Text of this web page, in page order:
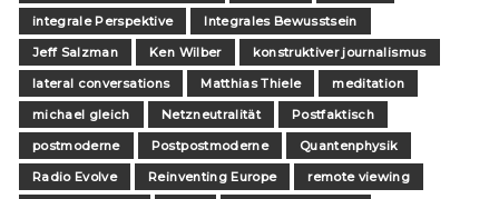
integrale Perspektive
Integrales Bewusstsein
Jeff Salzman
Ken Wilber
konstruktiver journalismus
lateral conversations
Matthias Thiele
meditation
michael gleich
Netzneutralität
Postfaktisch
postmoderne
Postpostmoderne
Quantenphysik
Radio Evolve
Reinventing Europe
remote viewing